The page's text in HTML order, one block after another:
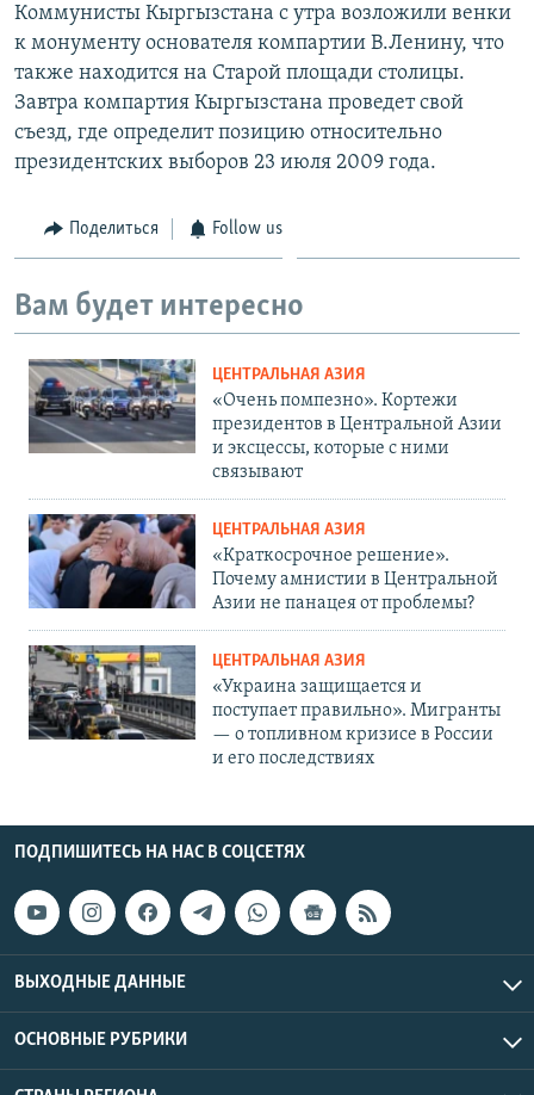
Коммунисты Кыргызстана с утра возложили венки
к монументу основателя компартии В.Ленину, что
также находится на Старой площади столицы.
Завтра компартия Кыргызстана проведет свой
съезд, где определит позицию относительно
президентских выборов 23 июля 2009 года.
Поделиться Follow us
Вам будет интересно
ЦЕНТРАЛЬНАЯ АЗИЯ
«Очень помпезно». Кортежи
президентов в Центральной Азии
и эксцессы, которые с ними
связывают
ЦЕНТРАЛЬНАЯ АЗИЯ
«Краткосрочное решение».
Почему амнистии в Центральной
Азии не панацея от проблемы?
ЦЕНТРАЛЬНАЯ АЗИЯ
«Украина защищается и
поступает правильно». Мигранты
— о топливном кризисе в России
и его последствиях
ПОДПИШИТЕСЬ НА НАС В СОЦСЕТЯХ
ВЫХОДНЫЕ ДАННЫЕ
ОСНОВНЫЕ РУБРИКИ